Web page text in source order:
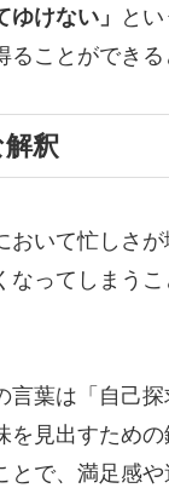
ゆけない」
と
ことができる
釈
おいて忙しさ
なってしまう
言葉は「自己
を見出すため
で、満足感